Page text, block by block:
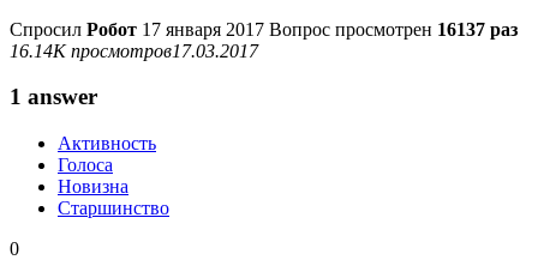
Спросил Робот 17 января 2017 Вопрос просмотрен 16137 раз
16.14K просмотров17.03.2017
1 answer
Активность
Голоса
Новизна
Старшинство
0